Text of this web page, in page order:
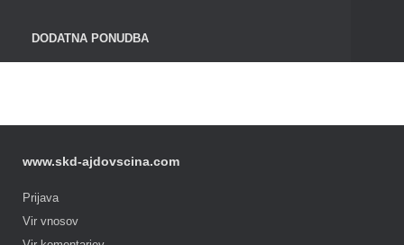
DODATNA PONUDBA
www.skd-ajdovscina.com
Prijava
Vir vnosov